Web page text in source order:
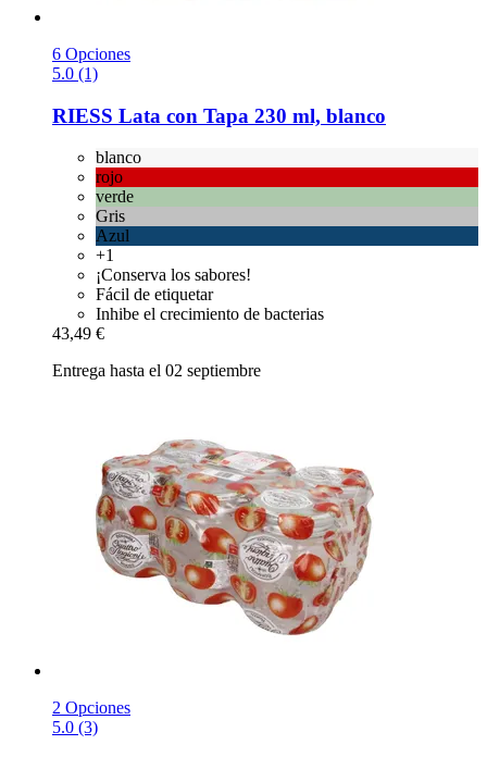
6 Opciones
5.0 (1)
RIESS Lata con Tapa 230 ml, blanco
blanco
rojo
verde
Gris
Azul
+1
¡Conserva los sabores!
Fácil de etiquetar
Inhibe el crecimiento de bacterias
43,49 €
Entrega hasta el 02 septiembre
2 Opciones
5.0 (3)